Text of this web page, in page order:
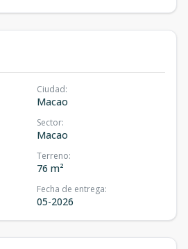
Ciudad:
Macao
Sector:
Macao
Terreno:
76 m²
Fecha de entrega:
05-2026